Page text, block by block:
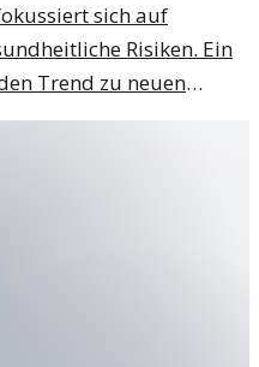
sich auf
Risiken. Ein
Trend zu neuen